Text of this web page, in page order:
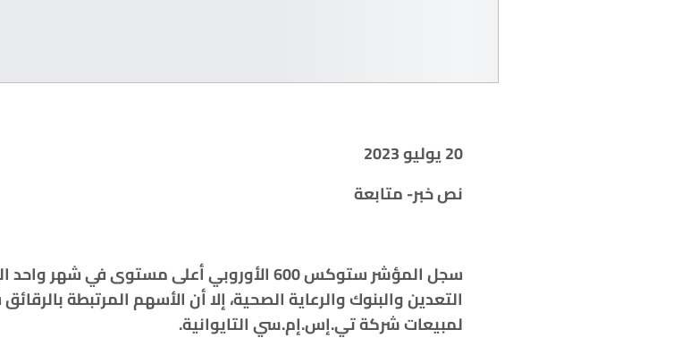
20 يوليو 2023
نص خبر- متابعة
سجل المؤشر ستوكس 600 الأوروبي أعلى مستوى
التعدين والبنوك والرعاية الصحية، إلا أن الأسهم المرتبطة
لمبيعات شركة تي.إس.إم.سي ‏التايوانية.‏